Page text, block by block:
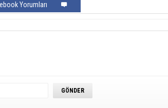
Yorumları